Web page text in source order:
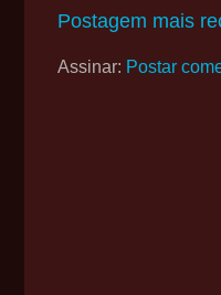
Postagem mais
Assinar: Postar